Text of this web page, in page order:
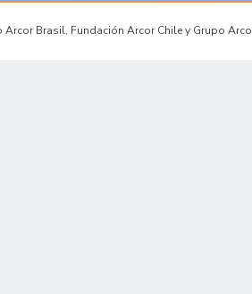
Brasil, Fundación Arcor Chile y Grupo